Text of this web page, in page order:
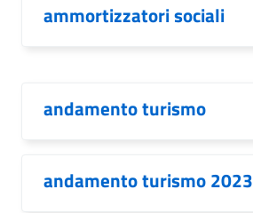
ammortizzatori sociali
andamento turismo
andamento turismo 2023